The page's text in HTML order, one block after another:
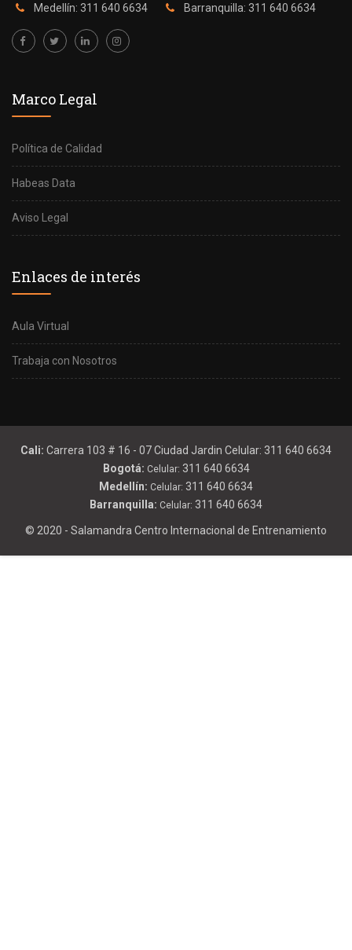
Medellín: 311 640 6634
Barranquilla: 311 640 6634
Marco Legal
Política de Calidad
Habeas Data
Aviso Legal
Enlaces de interés
Aula Virtual
Trabaja con Nosotros
Cali: Carrera 103 # 16 - 07 Ciudad Jardin Celular: 311 640 6634
Bogotá: Celular: 311 640 6634
Medellín: Celular: 311 640 6634
Barranquilla: Celular: 311 640 6634
© 2020 - Salamandra Centro Internacional de Entrenamiento